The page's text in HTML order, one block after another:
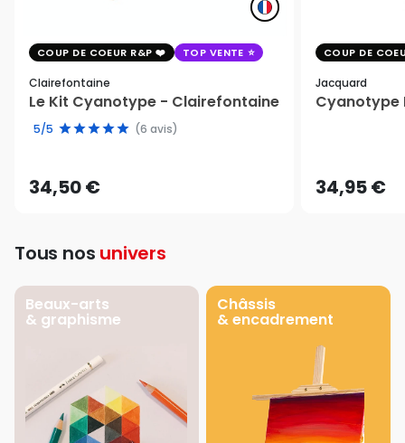
COUP DE COEUR R&P TOP VENTE
Clairefontaine
Le Kit Cyanotype - Clairefontaine
5/5 (6 avis)
34,50 €
COUP DE
Jacquard
Cyanotype
34,95 €
Tous nos univers
Beaux-arts
& graphisme
Châssis
& encadrement